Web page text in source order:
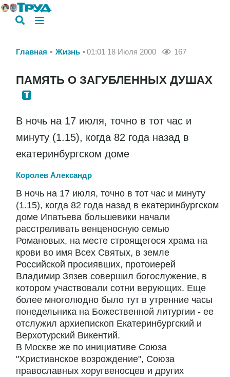
Главная Жизнь 01:01 18 Июля 2000 167
ПАМЯТЬ О ЗАГУБЛЕННЫХ ДУШАХ
В ночь на 17 июля, точно в тот час и
минуту (1.15), когда 82 года назад в
екатеринбургском доме
Королев Александр
В ночь на 17 июля, точно в тот час и минуту
(1.15), когда 82 года назад в екатеринбургском
доме Ипатьева большевики начали
расстреливать венценосную семью
Романовых, на месте строящегося храма на
крови во имя Всех Святых, в земле
Российской просиявших, протоиерей
Владимир Зязев совершил богослужение, в
котором участвовали сотни верующих. Еще
более многолюдно было тут в утренние часы
понедельника на Божественной литургии - ее
отслужил архиепископ Екатеринбургский и
Верхотурский Викентий.
В Москве же по инициативе Союза
"Христианское возрождение", Союза
православных хоругвеносцев и других